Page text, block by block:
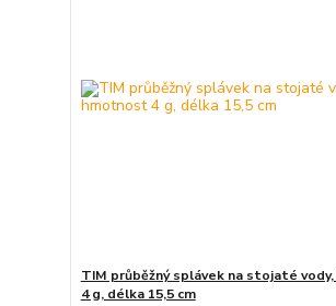
TIM průběžný splávek na stojaté
4 g, délka 15,5 cm